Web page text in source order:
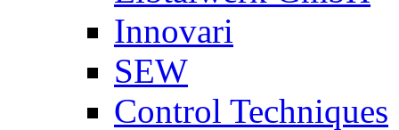
Innovari
SEW
Control Techniques